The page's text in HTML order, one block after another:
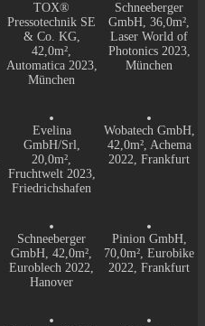
TOX®
Pressotechnik SE
& Co. KG,
42,0m²,
Automatica 2023,
München
Schneeberger
GmbH, 36,0m²,
Laser World of
Photonics 2023,
München
Evelina
GmbH/Srl,
20,0m²,
Fruchtwelt 2023,
Friedrichshafen
Wobatech GmbH,
42,0m², Achema
2022, Frankfurt
Schneeberger
GmbH, 42,0m²,
Euroblech 2022,
Hanover
Pinion GmbH,
70,0m², Eurobike
2022, Frankfurt